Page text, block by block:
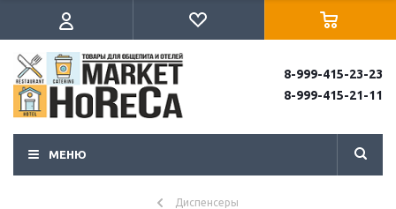
8-999-415-23-23
8-999-415-21-11
МЕНЮ
Диспенсеры